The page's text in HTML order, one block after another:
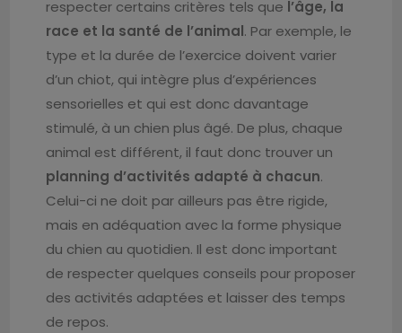
respecter certains critères tels que l’âge, la
race et la santé de l’animal. Par exemple, le
type et la durée de l’exercice doivent varier
d’un chiot, qui intègre plus d’expériences
sensorielles et qui est donc davantage
stimulé, à un chien plus âgé. De plus, chaque
animal est différent, il faut donc trouver un
planning d’activités adapté à chacun.
Celui-ci ne doit par ailleurs pas être rigide,
mais en adéquation avec la forme physique
du chien au quotidien. Il est donc important
de respecter quelques conseils pour proposer
des activités adaptées et laisser des temps
de repos.